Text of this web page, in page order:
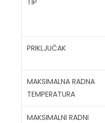
PRIKLJUČAK
MAKSIMALNA RADNA
TEMPERATURA
MAKSIMALNI RADNI